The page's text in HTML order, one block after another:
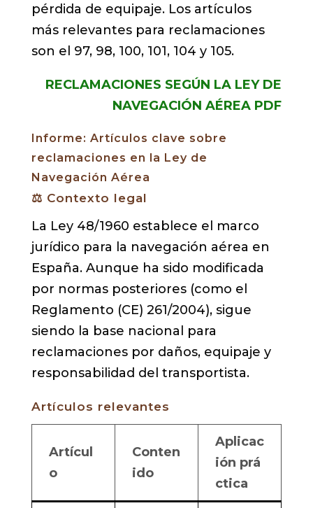
pérdida de equipaje. Los artículos
más relevantes para reclamaciones
son el 97, 98, 100, 101, 104 y 105.
RECLAMACIONES SEGÚN LA LEY DE
NAVEGACIÓN AÉREA PDF
Informe: Artículos clave sobre
reclamaciones en la Ley de
Navegación Aérea
⚖️ Contexto legal
La Ley 48/1960 establece el marco
jurídico para la navegación aérea en
España. Aunque ha sido modificada
por normas posteriores (como el
Reglamento (CE) 261/2004), sigue
siendo la base nacional para
reclamaciones por daños, equipaje y
responsabilidad del transportista.
Artículos relevantes
Artícul
o
Conten
ido
Aplicac
ión prá
ctica